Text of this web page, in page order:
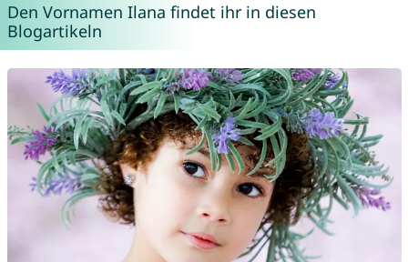
Den Vornamen Ilana findet ihr in diesen
Blogartikeln